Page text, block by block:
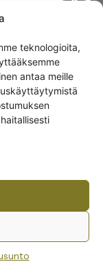
teknologioita,
antaa meille
lautanen 17
kahvikuppi
messages from